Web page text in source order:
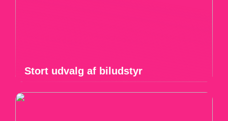
Stort udvalg af biludstyr